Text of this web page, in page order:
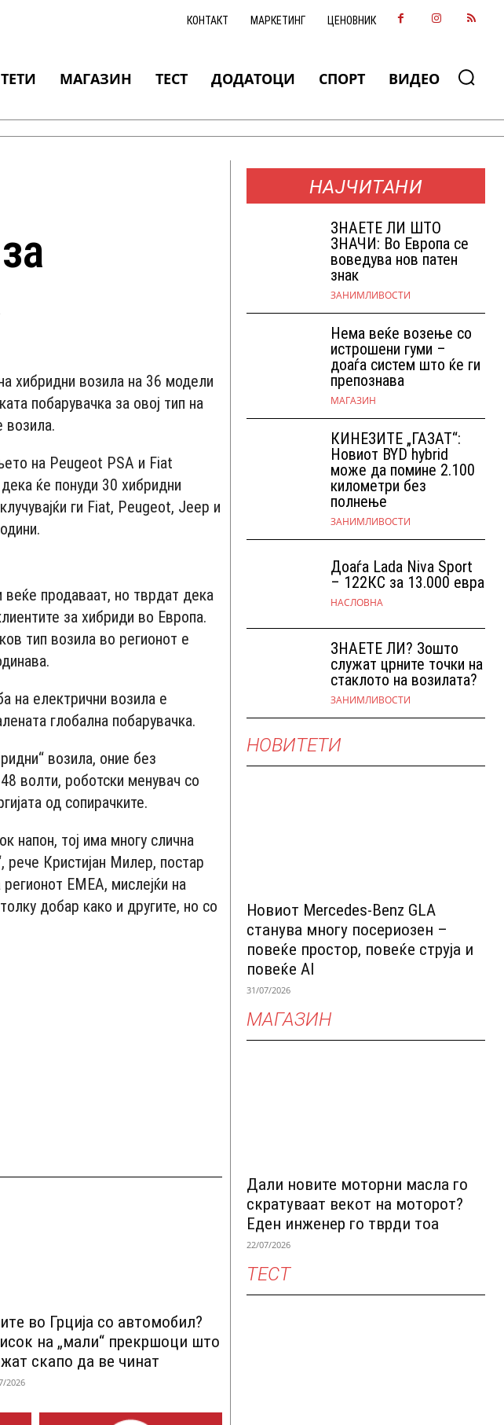
КОНТАКТ МАРКЕТИНГ ЦЕНОВНИК
МАГАЗИН ТЕСТ ДОДАТОЦИ СПОРТ ВИДЕО
хибридни возила на 36 модели
побарувачка за овој тип на
возила.
на Peugeot PSA и Fiat
ќе понуди 30 хибридни
ги Fiat, Peugeot, Jeep и
продаваат, но тврдат дека
за хибриди во Европа.
тип возила во регионот е
на електрични возила е
глобална побарувачка.
возила, оние без
волти, роботски менувач со
од сопирачките.
напон, тој има многу слична
рече Кристијан Милер, постар
ЕМЕА, мислејќи на
добар како и другите, но со
во Грција со автомобил?
на „мали“ прекршоци што
скапо да ве чинат
2026
НАЈЧИТАНИ
ЗНАEТЕ ЛИ ШТО
ЗНАЧИ: Во Европа се
воведува нов патен
знак
ЗАНИМЛИВОСТИ
Нема веќе возење со
истрошени гуми –
доаѓа систем што ќе ги
препознава
МАГАЗИН
КИНЕЗИТЕ „ГАЗАТ“:
Новиот BYD hybrid
може да помине 2.100
километри без
полнење
ЗАНИМЛИВОСТИ
Доаѓа Lada Niva Sport
– 122КС за 13.000 евра
НАСЛОВНА
ЗНАЕТЕ ЛИ? Зошто
служат црните точки на
стаклото на возилата?
ЗАНИМЛИВОСТИ
НОВИТЕТИ
Новиот Mercedes-Benz GLA
станува многу посериозен –
повеќе простор, повеќе струја и
повеќе AI
31/07/2026
МАГАЗИН
Дали новите моторни масла го
скратуваат векот на моторот?
Еден инженер го тврди тоа
22/07/2026
ТЕСТ